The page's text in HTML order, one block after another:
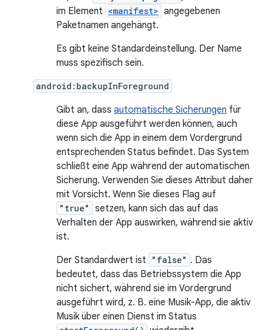
im Element <manifest> angegebenen
Paketnamen angehängt.
Es gibt keine Standardeinstellung. Der Name
muss spezifisch sein.
android:backupInForeground
Gibt an, dass automatische Sicherungen für
diese App ausgeführt werden können, auch
wenn sich die App in einem dem Vordergrund
entsprechenden Status befindet. Das System
schließt eine App während der automatischen
Sicherung. Verwenden Sie dieses Attribut daher
mit Vorsicht. Wenn Sie dieses Flag auf
"true"
setzen, kann sich das auf das
Verhalten der App auswirken, während sie aktiv
ist.
Der Standardwert ist
"false" . Das
bedeutet, dass das Betriebssystem die App
nicht sichert, während sie im Vordergrund
ausgeführt wird, z. B. eine Musik-App, die aktiv
Musik über einen Dienst im Status